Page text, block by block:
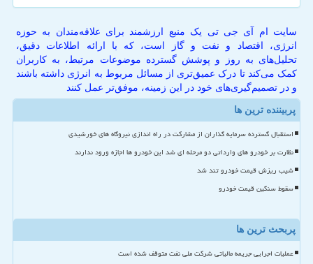
سایت ام آی جی تی یک منبع ارزشمند برای علاقه‌مندان به حوزه
انرژی، اقتصاد و نفت و گاز است، که با ارائه اطلاعات دقیق،
تحلیل‌های به روز و پوشش گسترده موضوعات مرتبط، به کاربران
کمک می‌کند تا درک عمیق‌تری از مسائل مربوط به انرژی داشته باشند
و در تصمیم‌گیری‌های خود در این زمینه، موفق‌تر عمل کنند
پربیننده ترین ها
استقبال گسترده سرمایه گذاران از مشارکت در راه اندازی نیروگاه های خورشیدی
نظارت بر خودرو های وارداتی دو مرحله ای شد این خودرو ها اجازه ورود ندارند
شیب ریزش قیمت خودرو تند شد
سقوط سنگین قیمت خودرو
پربحث ترین ها
عملیات اجرایی جریمه مالیاتی شرکت ملی نفت متوقف شده است